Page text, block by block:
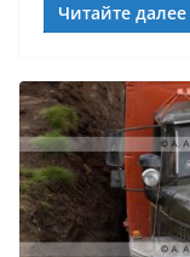
Читайте далее